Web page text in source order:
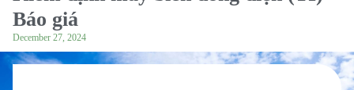
Báo giá
December 27, 2024